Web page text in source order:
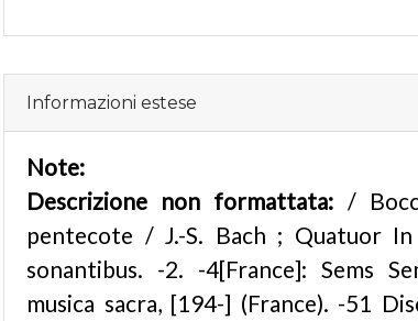
Informazioni estese
Note:
Descrizione non formattata: /
pentecote / J.-S. Bach ; Quatuor In
sonantibus. -2. -4[France]: Sems
musica sacra, [194-] (France). -51